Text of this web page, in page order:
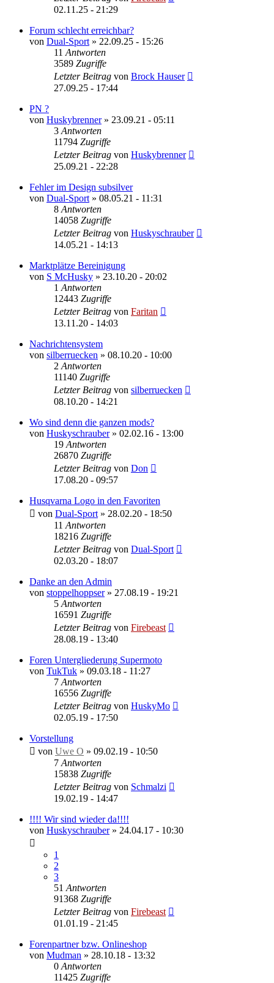
02.11.25 - 21:29
Forum schlecht erreichbar?
von Dual-Sport » 22.09.25 - 15:26
11 Antworten
3589 Zugriffe
Letzter Beitrag von Brock Hauser
27.09.25 - 17:44
PN ?
von Huskybrenner» 23.09.21 - 05:11
3 Antworten
11794 Zugriffe
Letzter Beitrag von Huskybrenner
25.09.21 - 22:28
Fehler im Design subsilver
von Dual-Sport » 08.05.21 - 11:31
8 Antworten
14058 Zugriffe
Letzter Beitrag von Huskyschrauber
14.05.21 - 14:13
Marktplätze Bereinigung
von S McHusky » 23.10.20 - 20:02
1 Antworten
12443 Zugriffe
Letzter Beitrag von Faritan
13.11.20 - 14:03
Nachrichtensystem
von silberruecken » 08.10.20 - 10:00
2 Antworten
11140 Zugriffe
Letzter Beitrag von silberruecken
08.10.20 - 14:21
Wo sind denn die ganzen mods?
von Huskyschrauber» 02.02.16 - 13:00
19 Antworten
26870 Zugriffe
Letzter Beitrag von Don
17.08.20 - 09:57
Husqvarna Logo in den Favoriten
von Dual-Sport » 28.02.20 - 18:50
11 Antworten
18216 Zugriffe
Letzter Beitrag von Dual-Sport
02.03.20 - 18:07
Danke an den Admin
von stoppelhoppser» 27.08.19 - 19:21
5 Antworten
16591 Zugriffe
Letzter Beitrag von Firebeast
28.08.19 - 13:40
Foren Untergliederung Supermoto
von TukTuk » 09.03.18 - 11:27
7 Antworten
16556 Zugriffe
Letzter Beitrag von HuskyMo
02.05.19 - 17:50
Vorstellung
von Uwe O » 09.02.19 - 10:50
7 Antworten
15838 Zugriffe
Letzter Beitrag von Schmalzi
19.02.19 - 14:47
!!!! Wir sind wieder da!!!!
von Huskyschrauber» 24.04.17 - 10:30
1
2
3
51 Antworten
91368 Zugriffe
Letzter Beitrag von Firebeast
01.01.19 - 21:45
Forenpartner bzw. Onlineshop
von Mudman » 28.10.18 - 13:32
0 Antworten
11425 Zugriffe